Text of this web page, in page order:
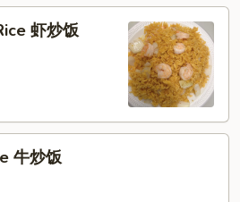
虾炒饭
牛炒饭